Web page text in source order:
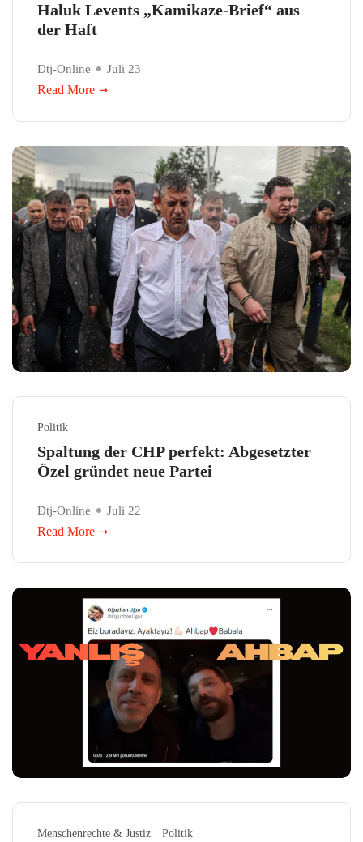
Haluk Levents „Kamikaze-Brief“ aus
der Haft
Dtj-Online Juli 23
Read More
Politik
Spaltung der CHP perfekt: Abgesetzter
Özel gründet neue Partei
Dtj-Online Juli 22
Read More
Menschenrechte & Justiz Politik